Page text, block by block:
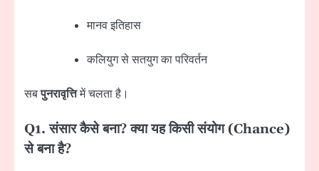
मानव इतिहास
कलियुग से सतयुग का परिवर्तन
सबपुनरावृत्तिमें चलता है।
Q1. संसार कैसे बना? क्या यह किसी संयोग (Chance)
से बना है?